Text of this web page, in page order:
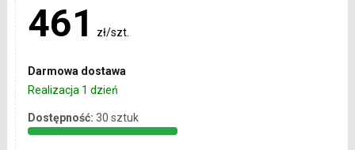
461 zł/szt.
Darmowa dostawa
Realizacja 1 dzień
Dostępność: 30 sztuk